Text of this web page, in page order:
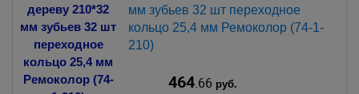
мм зубьев 32 шт переходное
кольцо 25,4 мм Ремоколор (74-1-
210)
464.66 руб.